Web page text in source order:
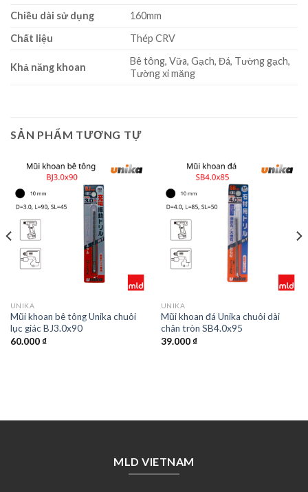
Chiều dài sử dụng
160mm
Chất liệu
Thép CRV
Khả năng khoan
Bê tông, Vữa, Gạch, Đá, Tường gạch,
Tường xi măng
SẢN PHẨM TƯƠNG TỰ
UNIKA
Mũi khoan bê tông Unika chuôi
lục giác BJ3.0x90
60.000₫
UNIKA
Mũi khoan đá Unika chuôi dài
chân tròn SB4.0x95
39.000₫
MLD VIETNAM